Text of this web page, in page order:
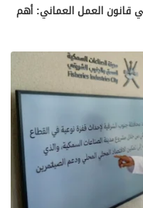
قانون العمل العماني: أهم